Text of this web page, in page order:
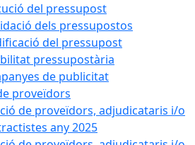
del pressupost
dels pressupostos
del pressupost
pressupostària
de publicitat
proveïdors
de proveïdors, adjudicataris i/o
any 2025